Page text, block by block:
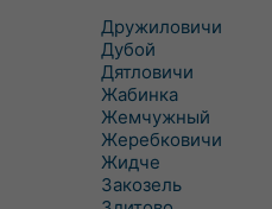
Дружиловичи
Дубой
Дятловичи
Жабинка
Жемчужный
Жеребковичи
Жидче
Закозель